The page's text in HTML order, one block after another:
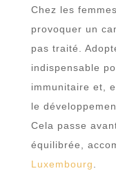
Chez les
provoquer un
pas traité.
indispensable
immunitaire et,
le
Cela passe
équilibrée,
Luxembourg